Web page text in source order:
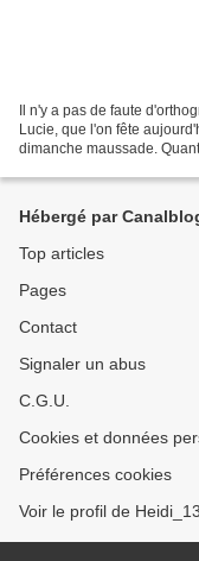
Il n'y a pas de faute
Lucie, que l'on fête
dimanche maussade.
Hébergé par
Top articles
Pages
Contact
Signaler un abus
C.G.U.
Cookies et données
Préférences cookies
Voir le profil de